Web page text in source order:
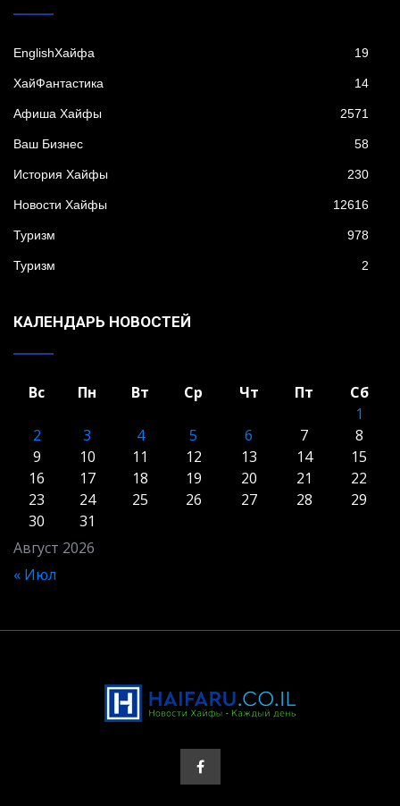
EnglishХайфа 19
XайФантастика 14
Афиша Хайфы 2571
Ваш Бизнес 58
История Хайфы 230
Новости Хайфы 12616
Туризм 978
Туризм 2
КАЛЕНДАРЬ НОВОСТЕЙ
Август 2026
Вс Пн Вт Ср Чт Пт
Сб
1
2
3 4 5 6 7
8
9
10 11 12 13 14
15
16
17 18 19 20 21
22
23
24 25 26 27 28
29
30
31
« Июл